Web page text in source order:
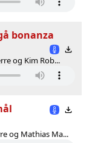
bonanza
og Kim Rob...
og Mathias Ma...